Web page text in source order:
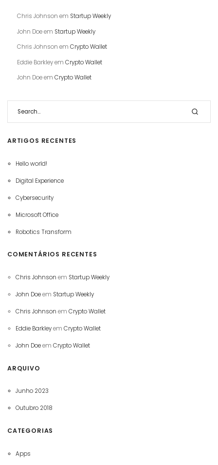
Chris Johnson em Startup Weekly
John Doeem Startup Weekly
Chris Johnson em Crypto Wallet
Eddie Barkleyem Crypto Wallet
John Doeem Crypto Wallet
ARTIGOS RECENTES
Hello world!
Digital Experience
Cybersecurity
Microsoft Office
Robotics Transform
COMENTÁRIOS RECENTES
Chris Johnson em Startup Weekly
John Doeem Startup Weekly
Chris Johnson em Crypto Wallet
Eddie Barkleyem Crypto Wallet
John Doeem Crypto Wallet
ARQUIVO
Junho 2023
Outubro 2018
CATEGORIAS
Apps